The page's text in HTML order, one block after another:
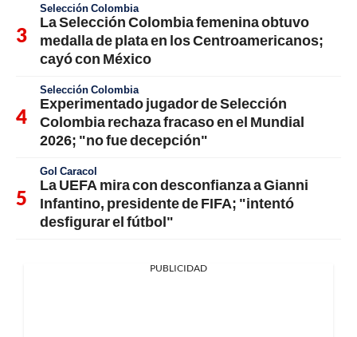
Selección Colombia
La Selección Colombia femenina obtuvo
medalla de plata en los Centroamericanos;
cayó con México
Selección Colombia
Experimentado jugador de Selección
Colombia rechaza fracaso en el Mundial
2026; "no fue decepción"
Gol Caracol
La UEFA mira con desconfianza a Gianni
Infantino, presidente de FIFA; "intentó
desfigurar el fútbol"
PUBLICIDAD